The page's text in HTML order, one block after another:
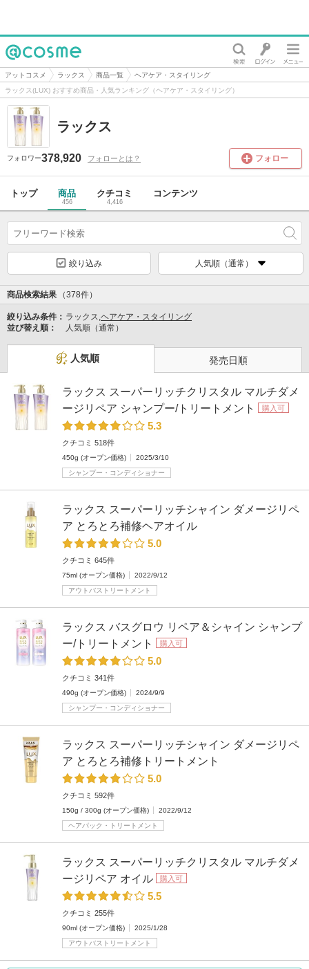
@cosme
アットコスメ ラックス 商品一覧
ヘアケア・スタイリング
ラックス(LUX) おすすめ商品・人気ランキング（ヘアケア・スタイリング）
ラックス
フォロワー378,920 フォローとは？ フォロー
トップ 商品
456
クチコミ
4,416
コンテンツ
絞り込み 人気順（通常）
商品検索結果 （378件）
絞り込み条件： ラックス,ヘアケア・スタイリング
並び替え順：
人気順（通常）
人気順 発売日順
ラックス スーパーリッチクリスタル マルチダメ
ージリペア シャンプー/トリートメント
購入可
5.3
クチコミ 518件
450g (オープン価格)
2025/3/10
シャンプー・コンディショナー
ラックス スーパーリッチシャイン ダメージリペ
ア とろとろ補修ヘアオイル
5.0
クチコミ 645件
75ml (オープン価格)
2022/9/12
アウトバストリートメント
ラックス バスグロウ リペア＆シャイン シャンプ
ー/トリートメント
購入可
5.0
クチコミ 341件
490g (オープン価格)
2024/9/9
シャンプー・コンディショナー
ラックス スーパーリッチシャイン ダメージリペ
ア とろとろ補修トリートメント
5.0
クチコミ 592件
150g / 300g (オープン価格)
2022/9/12
ヘアパック・トリートメント
ラックス スーパーリッチクリスタル マルチダメ
ージリペア オイル
購入可
5.5
クチコミ 255件
90ml (オープン価格)
2025/1/28
アウトバストリートメント